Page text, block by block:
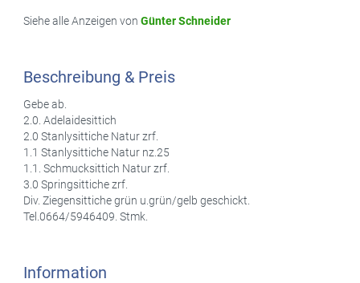
Siehe alle Anzeigen von Günter Schneider
Beschreibung & Preis
Gebe ab.
2.0. Adelaidesittich
2.0 Stanlysittiche Natur zrf.
1.1 Stanlysittiche Natur nz.25
1.1. Schmucksittich Natur zrf.
3.0 Springsittiche zrf.
Div. Ziegensittiche grün u.grün/gelb geschickt.
Tel.0664/5946409. Stmk.
Information